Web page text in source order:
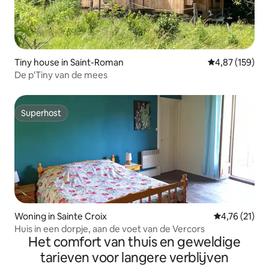
Tiny house in Saint-Roman Gemiddelde
4,87 (159)
De p'Tiny van de mees
Superhost
Superhost
Woning in Sainte Croix Gemiddelde
4,76 (21)
Huis in een dorpje, aan de voet van de Vercors
Het comfort van thuis en geweldige
tarieven voor langere verblijven